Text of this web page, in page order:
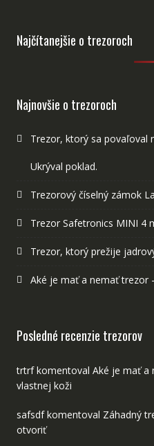
Najčítanejšie o trezoroch
Najnovšie o trezoroch
Trezor, ktorý sa povaľoval
Ukrýval poklad.
Trezorový číselný zámok
Trezor Safetronics MINI 4
Trezor, ktorý prežije
Aké je mať a nemať trezor
Posledné recenzie trezorov
trtrfkomentoval Aké je mať a
vlastnej koži
safsdfkomentoval Záhadný
otvoriť